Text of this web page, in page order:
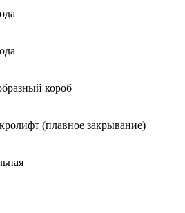
короб
(плавное закрывание)